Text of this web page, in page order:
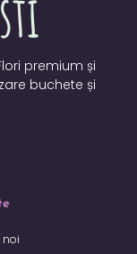
premium și
buchete și
noi